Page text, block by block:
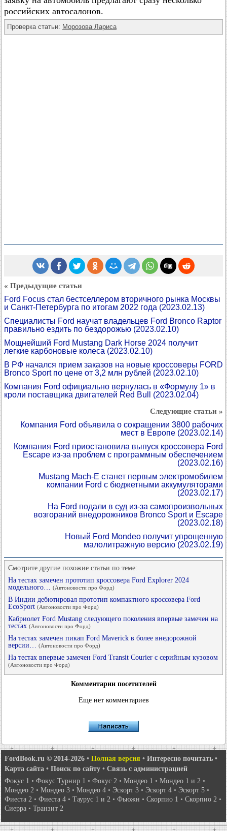
российских автосалонов.
Проверка статьи: Морозова Лариса
« Предыдущие статьи
Ford Focus стал бестселлером вторичного рынка Москвы
и Санкт-Петербурга по итогам 2022 года (2023.02.13)
Специалисты Ford научат владельцев Ford Bronco Raptor
правильно ездить по бездорожью (2023.02.10)
Мощнейший Ford Mustang Dark Horse 2024 получит
легкие карбоновые колеса (2023.02.10)
В РФ начался прием заказов на новые кроссоверы FORD
Bronco Sport по цене от 3,2 млн рублей (2023.02.10)
Компания Ford официально вернулась в «Формулу 1» в
кроли поставщика двигателей Red Bull (2023.02.04)
Следующие статьи »
Компания Ford объявила о сокращении 3800 рабочих
мест в Европе (2023.02.14)
Компания Ford приостановила выпуск кроссовера Ford
Escape из-за проблем с программным обеспечением
(2023.02.16)
Mustang Mach-E станет первым электромобилем
компании Ford с бюджетными аккумуляторами
(2023.02.17)
На Ford подали в суд из-за самопроизвольных
возгораний внедорожников Bronco Sport и Escape
(2023.02.18)
Новый Ford Mondeo получит упрощенную
малолитражную версию (2023.02.19)
Смотрите другие похожие статьи по теме:
На тестах замечен прототип кроссовера Ford Explorer 2024
модельного… (Автоновости про Форд)
В Индии дебютировал прототип компактного кроссовера Ford
EcoSport (Автоновости про Форд)
Кабриолет Ford Mustang следующего поколения впервые замечен на
тестах (Автоновости про Форд)
На тестах замечен пикап Ford Maverick в более внедорожной
версии… (Автоновости про Форд)
На тестах впервые замечен Ford Transit Courier с серийным кузовом
(Автоновости про Форд)
Комментарии посетителей
Еще нет комментариев
FordBook.ru © 2014-2026 • Полная версия • Интересно почитать •
Карта сайта • Поиск по сайту • Связь с администрацией
Фокус 1 • Фокус Турнир 1 • Фокус 2 • Мондео 1 • Мондео 1 и 2 •
Мондео 2 • Мондео 3 • Мондео 4 • Эскорт 3 • Эскорт 4 • Эскорт 5 •
Фиеста 2 • Фиеста 4 • Таурус 1 и 2 • Фьюжн • Скорпио 1 • Скорпио 2 •
Сиерра • Транзит 2